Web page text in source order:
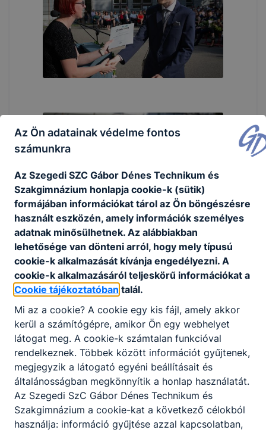
Az Ön adatainak védelme fontos
számunkra
Az Szegedi SZC Gábor Dénes Technikum és
Szakgimnázium honlapja cookie-k (sütik)
formájában információkat tárol az Ön böngészésre
használt eszközén, amely információk személyes
adatnak minősülhetnek. Az alábbiakban
lehetősége van dönteni arról, hogy mely típusú
cookie-k alkalmazását kívánja engedélyezni. A
cookie-k alkalmazásáról teljeskörű információkat a
Cookie tájékoztatóban talál.
Mi az a cookie? A cookie egy kis fájl, amely akkor
kerül a számítógépre, amikor Ön egy webhelyet
látogat meg. A cookie-k számtalan funkcióval
rendelkeznek. Többek között információt gyűjtenek,
megjegyzik a látogató egyéni beállításait és
általánosságban megkönnyítik a honlap használatát.
Az Szegedi SzC Gábor Dénes Technikum és
Szakgimnázium a cookie-kat a következő célokból
használja: információ gyűjtése azzal kapcsolatban,